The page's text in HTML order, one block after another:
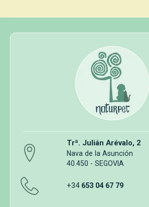
Trª. Julián Arévalo, 2
Nava de la Asunción
40.450 - SEGOVIA
+34 653 04 67 79